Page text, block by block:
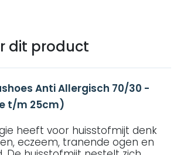
dit product
Anti Allergisch 70/30 -
t/m 25cm)
heeft voor huisstofmijt denk
eczeem, tranende ogen en